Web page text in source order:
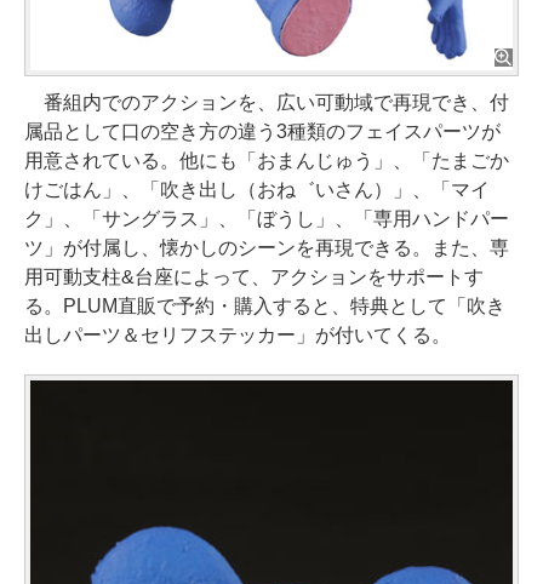
番組内でのアクションを、広い可動域で再現でき、付
属品として口の空き方の違う3種類のフェイスパーツが
用意されている。他にも「おまんじゅう」、「たまごか
けごはん」、「吹き出し（おね゛いさん）」、「マイ
ク」、「サングラス」、「ぼうし」、「専用ハンドパー
ツ」が付属し、懐かしのシーンを再現できる。また、専
用可動支柱&台座によって、アクションをサポートす
る。PLUM直販で予約・購入すると、特典として「吹き
出しパーツ＆セリフステッカー」が付いてくる。